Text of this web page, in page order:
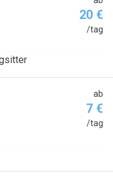
20 €
/tag
ab
7 €
/tag